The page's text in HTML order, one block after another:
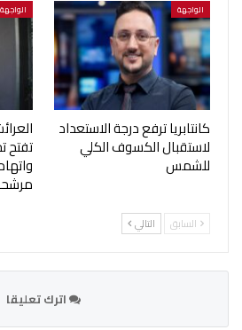
الواجهة
كانتابريا ترفع درجة الاستعداد
لاستقبال الكسوف الكلي
للشمس
الواجهة
تفتح
السابق التالي
اترك تعليقا